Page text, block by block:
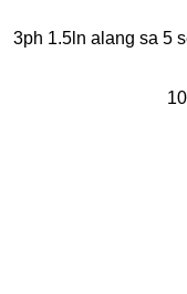
3ph 1.5ln alang sa 5